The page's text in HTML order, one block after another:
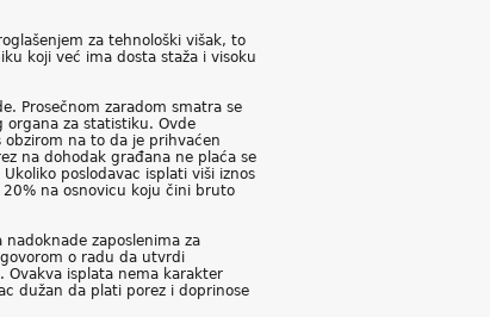
za tehnološki višak, to
koji već ima dosta staža i visoku
Prosečnom zaradom smatra se
organa za statistiku. Ovde
na to da je prihvaćen
na dohodak građana ne plaća se
poslodavac isplati viši iznos
na osnovicu koju čini bruto
zaposlenima za
o radu da utvrdi
isplata nema karakter
dužan da plati porez i doprinose